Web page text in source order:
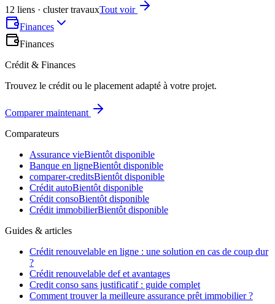
12 liens · cluster travauxTout voir
Finances
Finances
Crédit & Finances
Trouvez le crédit ou le placement adapté à votre projet.
Comparer maintenant
Comparateurs
Assurance vieBientôt disponible
Banque en ligneBientôt disponible
comparer-creditsBientôt disponible
Crédit autoBientôt disponible
Crédit consoBientôt disponible
Crédit immobilierBientôt disponible
Guides & articles
Crédit renouvelable en ligne : une solution en cas de coup dur
?
Crédit renouvelable def et avantages
Credit conso sans justificatif : guide complet
Comment trouver la meilleure assurance prêt immobilier ?